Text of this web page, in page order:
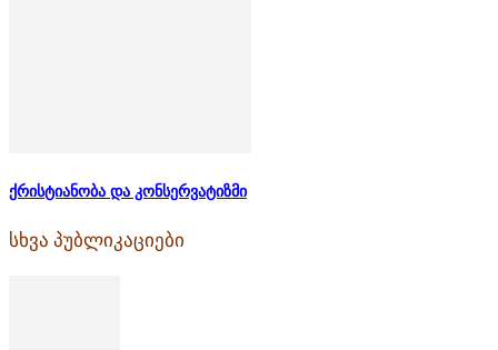
ქრისტიანობა და კონსერვატიზმი
სხვა პუბლიკაციები